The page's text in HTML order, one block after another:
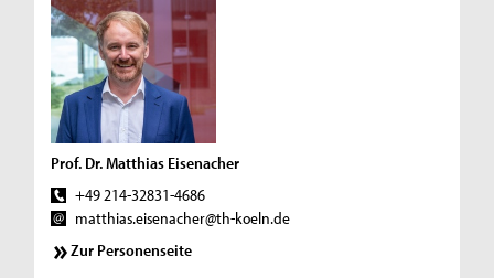
Prof. Dr. Matthias Eisenacher
+49 214-32831-4686
matthias.eisenacher@th-koeln.de
Zur Personenseite